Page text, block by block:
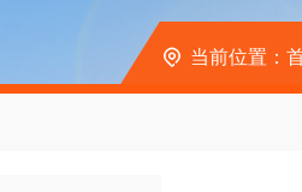
当前位置：